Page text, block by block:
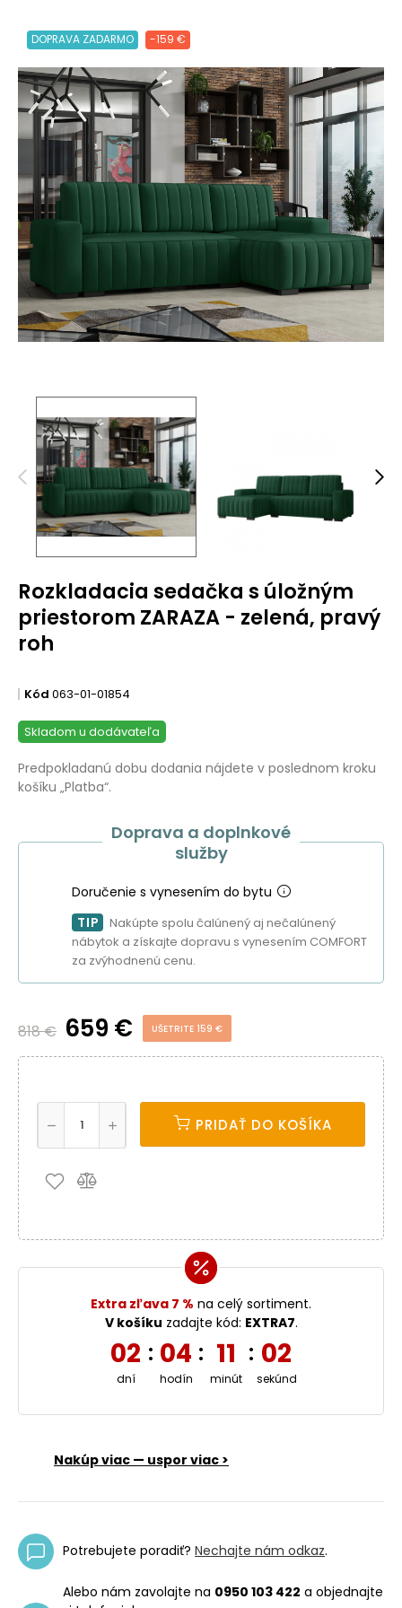
DOPRAVA ZADARMO -159 €
Rozkladacia sedačka s úložným
priestorom ZARAZA - zelená, pravý
roh
Kód 063-01-01854
Skladom u dodávateľa
Predpokladanú dobu dodania nájdete v poslednom kroku
košíku „Platba“.
Doprava a doplnkové
služby
Doručenie s vynesením do bytu
TIP
Nakúpte spolu čalúnený aj nečalúnený
nábytok a získajte dopravu s vynesením COMFORT
za zvýhodnenú cenu.
818 € 659 € UŠETRITE 159 €
PRIDAŤ DO KOŠÍKA
Extra zľava 7 % na celý sortiment.
V košíku zadajte kód: EXTRA7.
02
dní
: 04
hodín
: 11
minút
: 01
sekúnd
Nakúp viac — uspor viac >
Potrebujete poradiť? Nechajte nám odkaz.
Alebo nám zavolajte na 0950 103 422 a objednajte